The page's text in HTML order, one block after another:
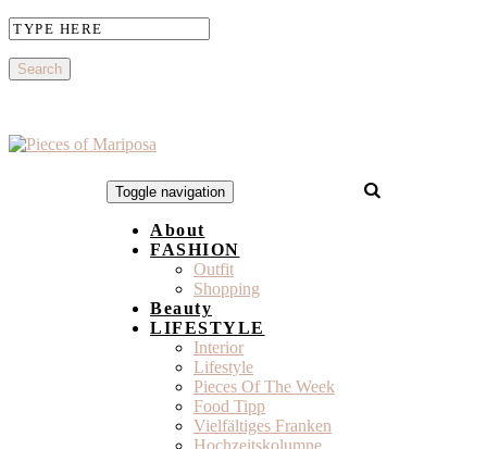
Toggle navigation
About
FASHION
Outfit
Shopping
Beauty
LIFESTYLE
Interior
Lifestyle
Pieces Of The Week
Food Tipp
Vielfältiges Franken
Hochzeitskolumne